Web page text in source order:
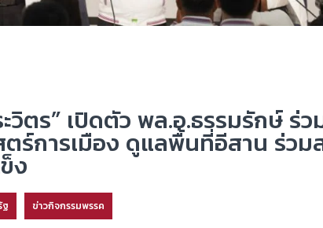
วิตร” เปิดตัว พล.อ.ธรรมรักษ์ ร่
ร์การเมือง ดูแลพื้นที่อีสาน ร่วม
ง
ฐ ข่าวกิจกรรมพรรค